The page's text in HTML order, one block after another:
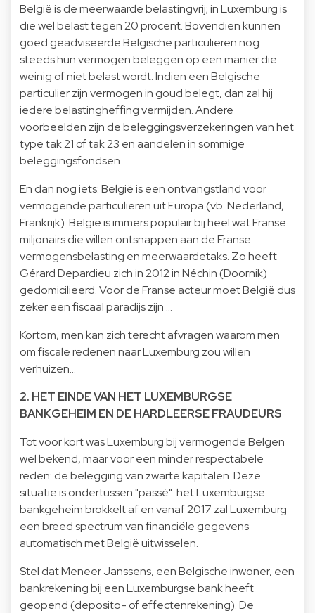
België is de meerwaarde belastingvrij; in Luxemburg is
die wel belast tegen 20 procent. Bovendien kunnen
goed geadviseerde Belgische particulieren nog
steeds hun vermogen beleggen op een manier die
weinig of niet belast wordt. Indien een Belgische
particulier zijn vermogen in goud belegt, dan zal hij
iedere belastingheffing vermijden. Andere
voorbeelden zijn de beleggingsverzekeringen van het
type tak 21 of tak 23 en aandelen in sommige
beleggingsfondsen.
En dan nog iets: België is een ontvangstland voor
vermogende particulieren uit Europa (vb. Nederland,
Frankrijk). België is immers populair bij heel wat Franse
miljonairs die willen ontsnappen aan de Franse
vermogensbelasting en meerwaardetaks. Zo heeft
Gérard Depardieu zich in 2012 in Néchin (Doornik)
gedomicilieerd. Voor de Franse acteur moet België dus
zeker een fiscaal paradijs zijn ...
Kortom, men kan zich terecht afvragen waarom men
om fiscale redenen naar Luxemburg zou willen
verhuizen...
2. HET EINDE VAN HET LUXEMBURGSE
BANKGEHEIM EN DE HARDLEERSE FRAUDEURS
Tot voor kort was Luxemburg bij vermogende Belgen
wel bekend, maar voor een minder respectabele
reden: de belegging van zwarte kapitalen. Deze
situatie is ondertussen "passé": het Luxemburgse
bankgeheim brokkelt af en vanaf 2017 zal Luxemburg
een breed spectrum van financiële gegevens
automatisch met België uitwisselen.
Stel dat Meneer Janssens, een Belgische inwoner, een
bankrekening bij een Luxemburgse bank heeft
geopend (deposito- of effectenrekening). De